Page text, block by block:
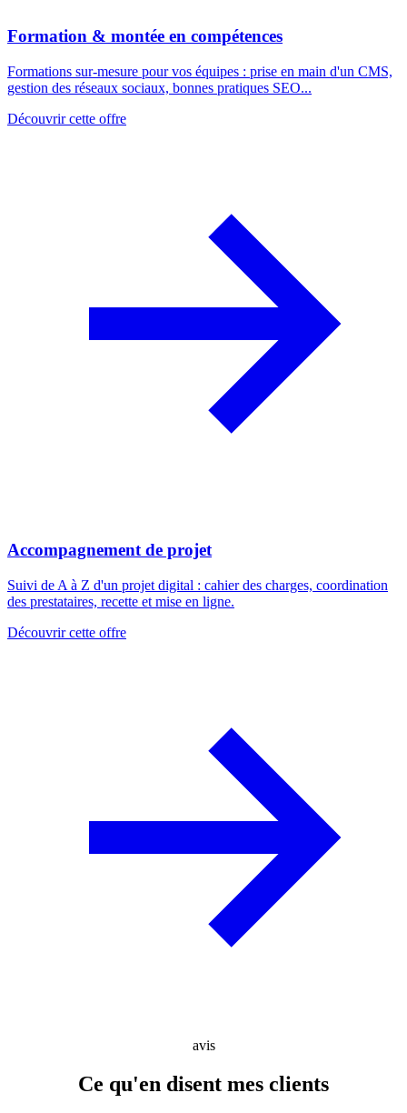
Formation & montée en compétences
Formations sur-mesure pour vos équipes : prise en main d'un CMS,
gestion des réseaux sociaux, bonnes pratiques SEO...
Découvrir cette offre
Accompagnement de projet
Suivi de A à Z d'un projet digital : cahier des charges, coordination
des prestataires, recette et mise en ligne.
Découvrir cette offre
avis
Ce qu'en disent mes clients